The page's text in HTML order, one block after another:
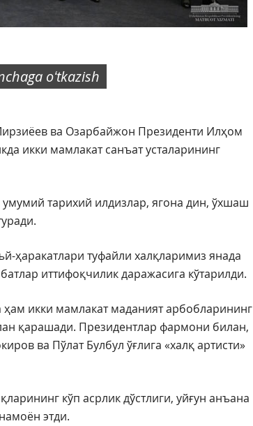
oʻtkazish
ва Озарбайжон Президенти Илҳом
икки мамлакат санъат усталарининг
тарихий илдизлар, ягона дин, ўхшаш
ҳаракатлари туфайли халқларимиз янада
иттифоқчилик даражасига кўтарилди.
икки мамлакат маданият арбобларининг
қарашади. Президентлар фармони билан,
ва Пўлат Булбул ўғлига «халқ артисти»
кўп асрлик дўстлиги, уйғун анъана
этди.